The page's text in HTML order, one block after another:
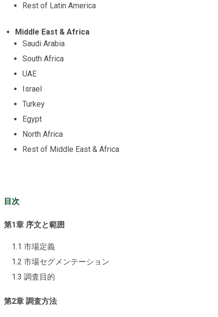
Rest of Latin America
Middle East & Africa
Saudi Arabia
South Africa
UAE
Israel
Turkey
Egypt
North Africa
Rest of Middle East & Africa
目次
第1章 序文と範囲
1.1 市場定義
1.2 市場セグメンテーション
1.3 調査目的
第2章 調査方法